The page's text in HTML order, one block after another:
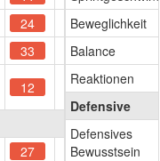
24
33
12
27
Beweglichkeit
Balance
Reaktionen
Defensive
Defensives
Bewusstsein